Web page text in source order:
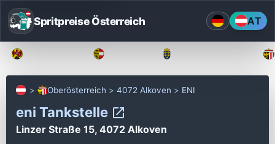
Spritpreise Österreich AT
Oberösterreich 4072 Alkoven ENI
eni Tankstelle
Linzer Straße 15, 4072 Alkoven